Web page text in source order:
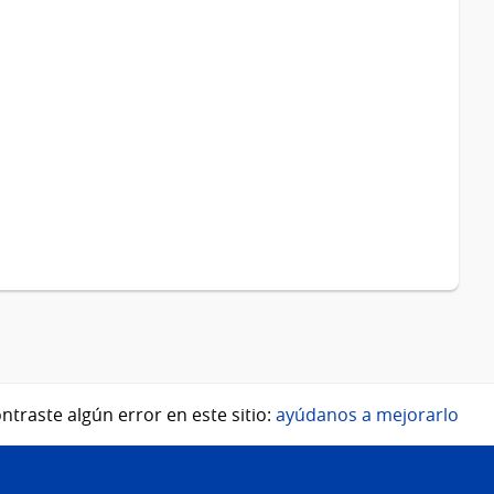
algún error en este sitio: ayúdanos a mejorarlo